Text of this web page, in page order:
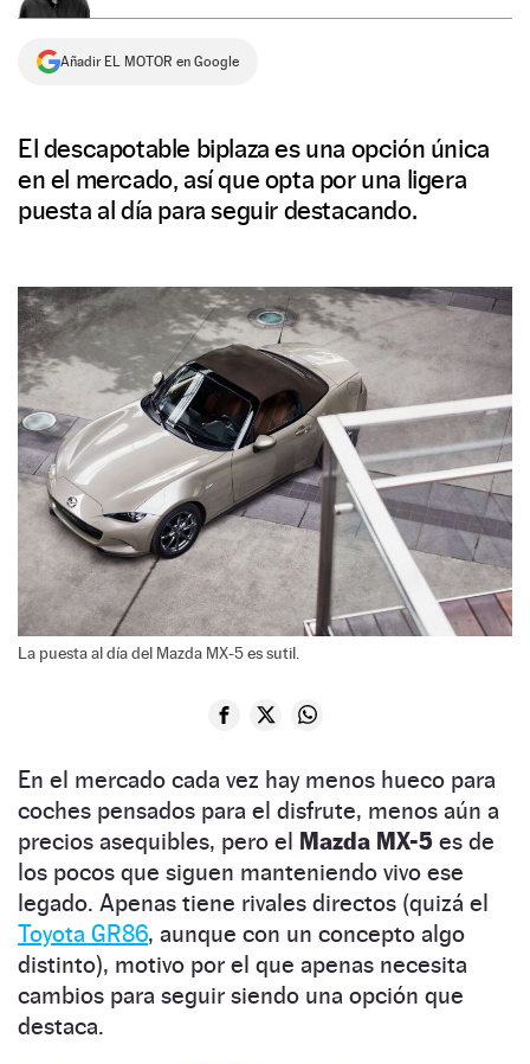
Añadir EL MOTOR en Google
El descapotable biplaza es una opción única
en el mercado, así que opta por una ligera
puesta al día para seguir destacando.
La puesta al día del Mazda MX-5 es sutil.
En el mercado cada vez hay menos hueco para
coches pensados para el disfrute, menos aún a
precios asequibles, pero el Mazda MX-5 es de
los pocos que siguen manteniendo vivo ese
legado. Apenas tiene rivales directos (quizá el
Toyota GR86, aunque con un concepto algo
distinto), motivo por el que apenas necesita
cambios para seguir siendo una opción que
destaca.